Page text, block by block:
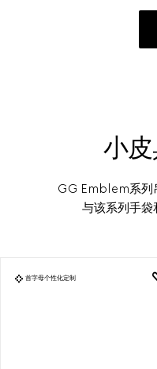
小
GG Emblem系列
与该系列手袋
首字母个性化定制